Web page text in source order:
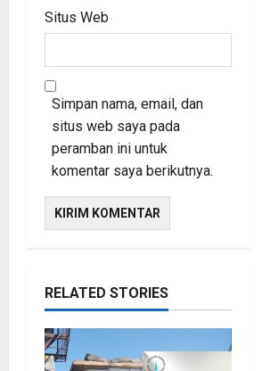
Situs Web
Simpan nama, email, dan
situs web saya pada
peramban ini untuk
komentar saya berikutnya.
RELATED STORIES